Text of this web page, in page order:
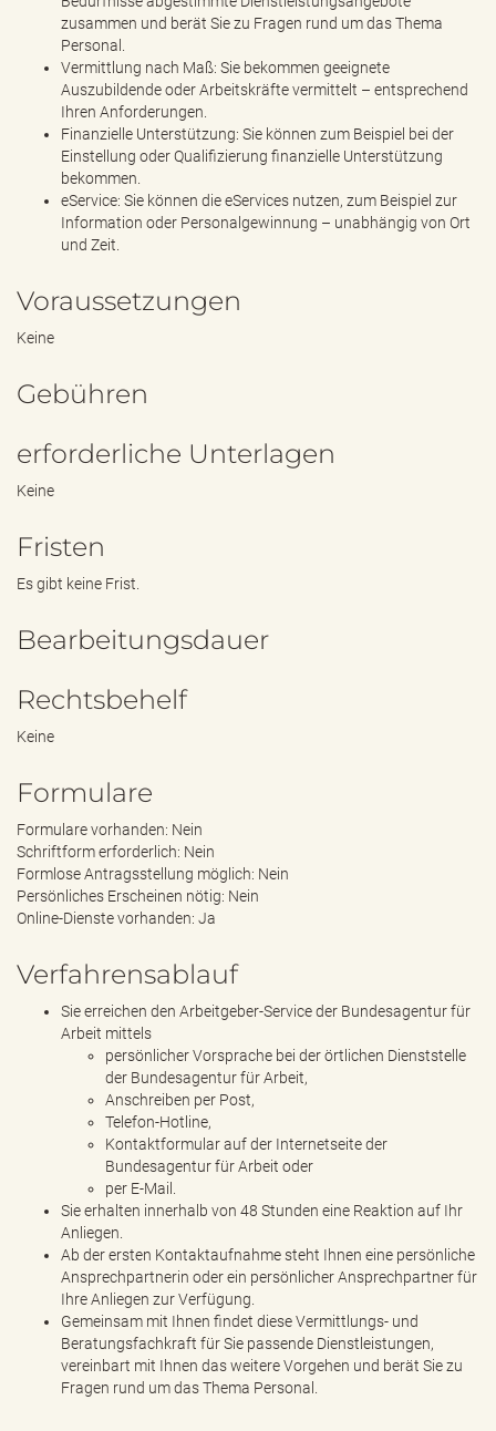
zusammen und berät Sie zu Fragen rund um das Thema
Personal.
Vermittlung nach Maß: Sie bekommen geeignete
Auszubildende oder Arbeitskräfte vermittelt – entsprechend
Ihren Anforderungen.
Finanzielle Unterstützung: Sie können zum Beispiel bei der
Einstellung oder Qualifizierung finanzielle Unterstützung
bekommen.
eService: Sie können die eServices nutzen, zum Beispiel zur
Information oder Personalgewinnung – unabhängig von Ort
und Zeit.
Voraussetzungen
Keine
Gebühren
erforderliche Unterlagen
Keine
Fristen
Es gibt keine Frist.
Bearbeitungsdauer
Rechtsbehelf
Keine
Formulare
Formulare vorhanden: Nein
Schriftform erforderlich: Nein
Formlose Antragsstellung möglich: Nein
Persönliches Erscheinen nötig: Nein
Online-Dienste vorhanden: Ja
Verfahrensablauf
Sie erreichen den Arbeitgeber-Service der Bundesagentur für
Arbeit mittels
persönlicher Vorsprache bei der örtlichen Dienststelle
der Bundesagentur für Arbeit,
Anschreiben per Post,
Telefon-Hotline,
Kontaktformular auf der Internetseite der
Bundesagentur für Arbeit oder
per E-Mail.
Sie erhalten innerhalb von 48 Stunden eine Reaktion auf Ihr
Anliegen.
Ab der ersten Kontaktaufnahme steht Ihnen eine persönliche
Ansprechpartnerin oder ein persönlicher Ansprechpartner für
Ihre Anliegen zur Verfügung.
Gemeinsam mit Ihnen findet diese Vermittlungs- und
Beratungsfachkraft für Sie passende Dienstleistungen,
vereinbart mit Ihnen das weitere Vorgehen und berät Sie zu
Fragen rund um das Thema Personal.